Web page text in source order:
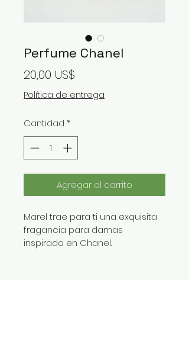
Perfume Chanel
20,00 US$
Política de entrega
Cantidad *
Agregar al carrito
Marel trae para ti una exquisita
fragancia para damas
inspirada en Chanel.